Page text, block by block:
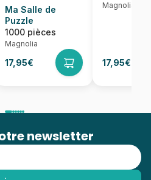
Ma Salle de
Puzzle
1000 pièces
Magnolia
17,95€
Magnolia
17,95€
newsletter